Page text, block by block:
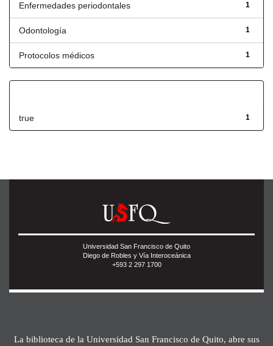
1
Enfermedades periodontales
1
Odontología
1
Protocolos médicos
1
true
Universidad San Francisco de Quito
Diego de Robles y Vía Interoceánica
+593 2 297 1700
La biblioteca de la Universidad San Francisco de Quito, abre sus